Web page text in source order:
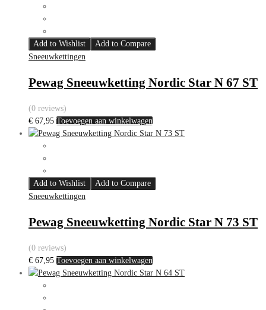
Add to Wishlist
Add to Compare
Sneeuwkettingen
Pewag Sneeuwketting Nordic Star N 67 ST
(0 reviews)
€ 67,95 Toevoegen aan winkelwagen
Add to Wishlist
Add to Compare
Sneeuwkettingen
Pewag Sneeuwketting Nordic Star N 73 ST
(0 reviews)
€ 67,95 Toevoegen aan winkelwagen